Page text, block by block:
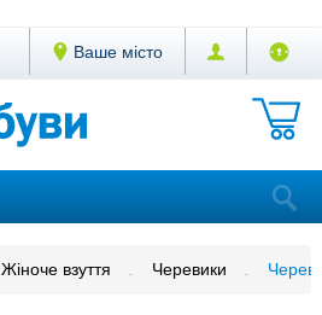
Ваше місто
Жіноче взуття Черевики